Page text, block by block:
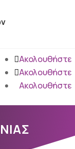
Ακολουθήστε
Ακολουθήστε
Ακολουθήστε